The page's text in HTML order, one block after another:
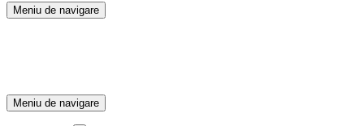
Meniu de navigare
Meniu de navigare